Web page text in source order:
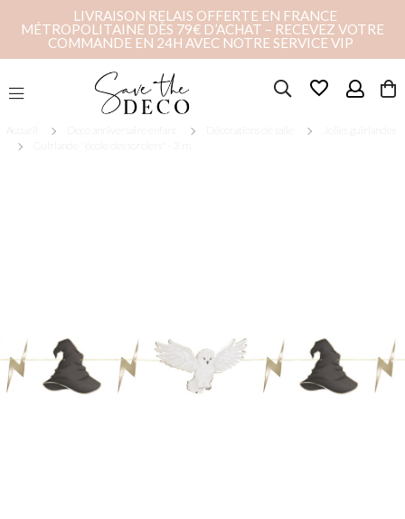
LIVRAISON RELAIS OFFERTE EN FRANCE
MÉTROPOLITAINE DÈS 79€ D’ACHAT – RECEVEZ VOTRE
COMMANDE EN 24H AVEC NOTRE SERVICE VIP
favorite_border
Accueil Deco anniversaire enfant Décorations de salle
Jolies guirlandes
Guirlande "école des sorciers" - 3 m